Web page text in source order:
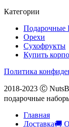
Категории
Подарочные
Орехи
Сухофрукты
Купить
Политика
2018-2023 Ⓒ
подарочные
Главная
Доставка🚚